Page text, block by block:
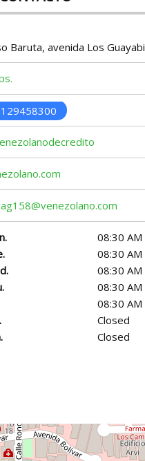
Baruta, avenida Los
08:30
08:30
08:30
08:30
08:30
Closed
Closed